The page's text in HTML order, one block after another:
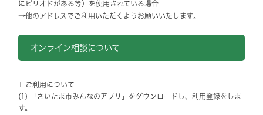
にピリオドがある等）を使用されている場合
→他のアドレスでご利用いただくようお願いいたします。
オンライン相談について
1 ご利用について
(1) 「さいたま市みんなのアプリ」をダウンロードし、利用登録をしま
す。